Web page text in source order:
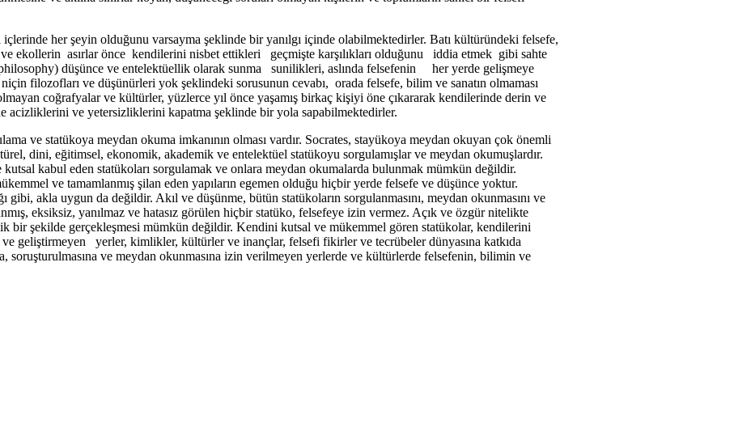
her şeyin olduğunu varsayma şeklinde bir yanılgı içinde olabilmektedirler. Batı kültüründeki felsefe,
ekollerin asırlar önce kendilerini nisbet ettikleri geçmişte karşılıkları olduğunu iddia etmek gibi sahte
düşünce ve entelektüellik olarak sunma sunilikleri, aslında felsefenin her yerde gelişmeye
filozofları ve düşünürleri yok şeklindeki sorusunun cevabı, orada felsefe, bilim ve sanatın olmaması
coğrafyalar ve kültürler, yüzlerce yıl önce yaşamış birkaç kişiyi öne çıkararak kendilerinde derin ve
acizliklerini ve yetersizliklerini kapatma şeklinde bir yola sapabilmektedirler.
ve statükoya meydan okuma imkanının olması vardır. Socrates, stayükoya meydan okuyan çok önemli
dini, eğitimsel, ekonomik, akademik ve entelektüel statükoyu sorgulamışlar ve meydan okumuşlardır.
kabul eden statükoları sorgulamak ve onlara meydan okumalarda bulunmak mümkün değildir.
ve tamamlanmış şilan eden yapıların egemen olduğu hiçbir yerde felsefe ve düşünce yoktur.
akla uygun da değildir. Akıl ve düşünme, bütün statükoların sorgulanmasını, meydan okunmasını ve
eksiksiz, yanılmaz ve hatasız görülen hiçbir statüko, felsefeye izin vermez. Açık ve özgür nitelikte
bir şekilde gerçekleşmesi mümkün değildir. Kendini kutsal ve mükemmel gören statükolar, kendilerini
geliştirmeyen yerler, kimlikler, kültürler ve inançlar, felsefi fikirler ve tecrübeler dünyasına katkıda
soruşturulmasına ve meydan okunmasına izin verilmeyen yerlerde ve kültürlerde felsefenin, bilimin ve